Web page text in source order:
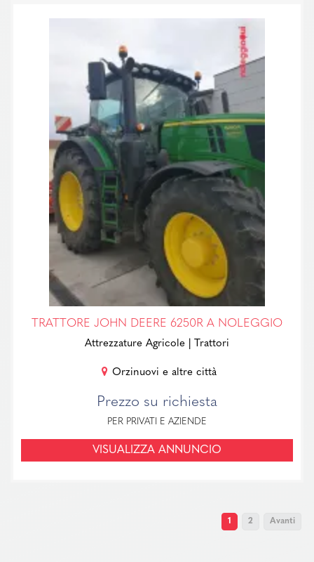
TRATTORE JOHN DEERE 6250R A NOLEGGIO
Attrezzature Agricole | Trattori
Orzinuovi e altre città
Prezzo su richiesta
PER PRIVATI E AZIENDE
VISUALIZZA ANNUNCIO
1 2 Avanti